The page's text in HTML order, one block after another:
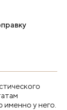
именно у него.